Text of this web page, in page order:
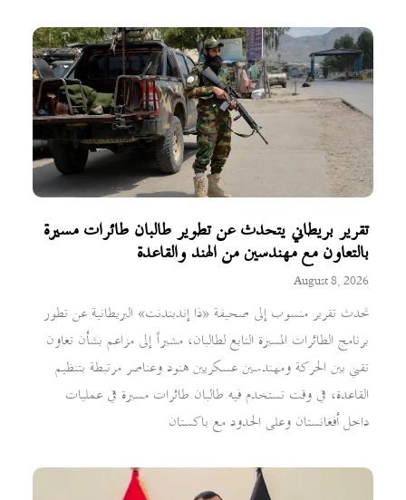
تقرير بريطاني يتحدث عن تطوير طالبان طائرات مسيرة
بالتعاون مع مهندسين من الهند والقاعدة
August 8, 2026
تحدث تقرير منسوب إلى صحيفة «ذا إندبندنت» البريطانية عن تطور
برنامج الطائرات المسيرة التابع لطالبان، مشيراً إلى مزاعم بشأن تعاون
تقني بين الحركة ومهندسين عسكريين هنود وعناصر مرتبطة بتنظيم
القاعدة، في وقت تستخدم فيه طالبان طائرات مسيرة في عمليات
داخل أفغانستان وعلى الحدود مع باكستان